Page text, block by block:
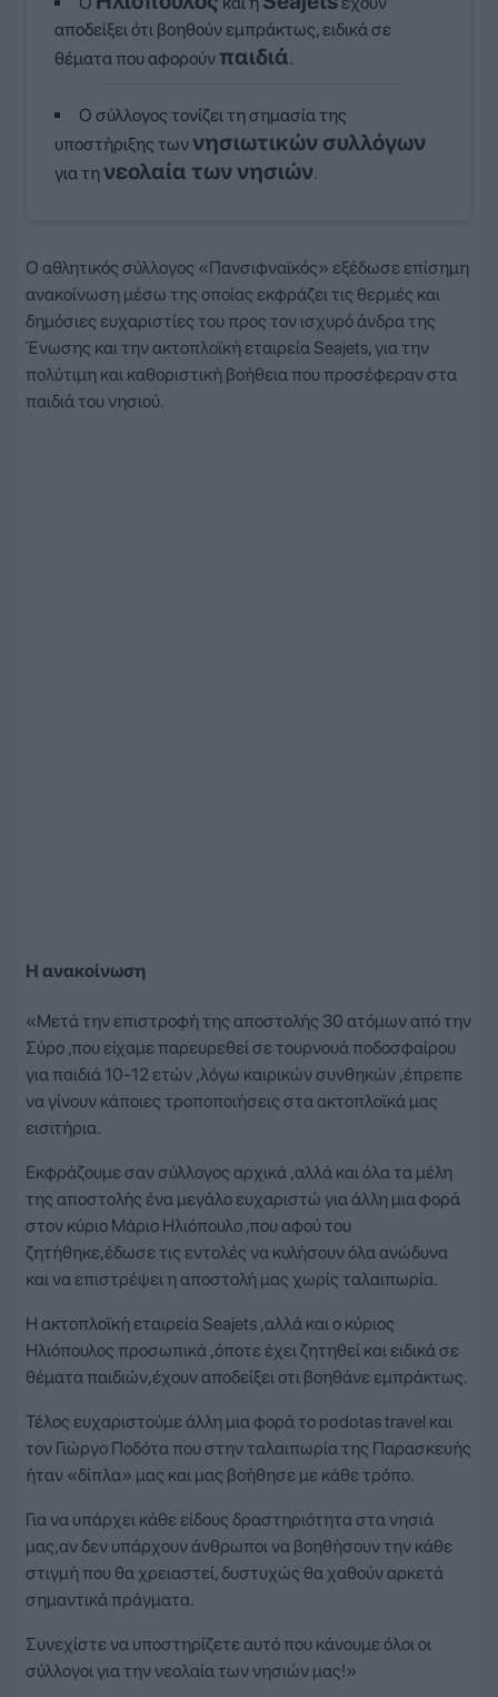
αποδείξει ότι βοηθούν εμπράκτως, ειδικά σε
θέματα που αφορούν παιδιά.
Ο σύλλογος τονίζει τη σημασία της
υποστήριξης τωννησιωτικών συλλόγων
για τηνεολαία των νησιών.
Ο αθλητικός σύλλογος «Πανσιφναϊκός» εξέδωσε επίσημη
ανακοίνωση μέσω της οποίας εκφράζει τις θερμές και
δημόσιες ευχαριστίες του προς τον ισχυρό άνδρα της
Ένωσης και την ακτοπλοϊκή εταιρεία Seajets, για την
πολύτιμη και καθοριστική βοήθεια που προσέφεραν στα
παιδιά του νησιού.
Η ανακοίνωση
«Μετά την επιστροφή της αποστολής 30 ατόμων από την
Σύρο ,που είχαμε παρευρεθεί σε τουρνουά ποδοσφαίρου
για παιδιά 10-12 ετών ,λόγω καιρικών συνθηκών ,έπρεπε
να γίνουν κάποιες τροποποιήσεις στα ακτοπλοϊκά μας
εισιτήρια.
Εκφράζουμε σαν σύλλογος αρχικά ,αλλά και όλα τα μέλη
της αποστολής ένα μεγάλο ευχαριστώ για άλλη μια φορά
στον κύριο Μάριο Ηλιόπουλο ,που αφού του
ζητήθηκε,έδωσε τις εντολές να κυλήσουν όλα ανώδυνα
και να επιστρέψει η αποστολή μας χωρίς ταλαιπωρία.
Η ακτοπλοϊκή εταιρεία Seajets ,αλλά και ο κύριος
Ηλιόπουλος προσωπικά ,όποτε έχει ζητηθεί και ειδικά σε
θέματα παιδιών,έχουν αποδείξει οτι βοηθάνε εμπράκτως.
Τέλος ευχαριστούμε άλλη μια φορά το podotas travel και
τον Γιώργο Ποδότα που στην ταλαιπωρία της Παρασκευής
ήταν «δίπλα» μας και μας βοήθησε με κάθε τρόπο.
Για να υπάρχει κάθε είδους δραστηριότητα στα νησιά
μας,αν δεν υπάρχουν άνθρωποι να βοηθήσουν την κάθε
στιγμή που θα χρειαστεί, δυστυχώς θα χαθούν αρκετά
σημαντικά πράγματα.
Συνεχίστε να υποστηρίζετε αυτό που κάνουμε όλοι οι
σύλλογοι για την νεολαία των νησιών μας!»